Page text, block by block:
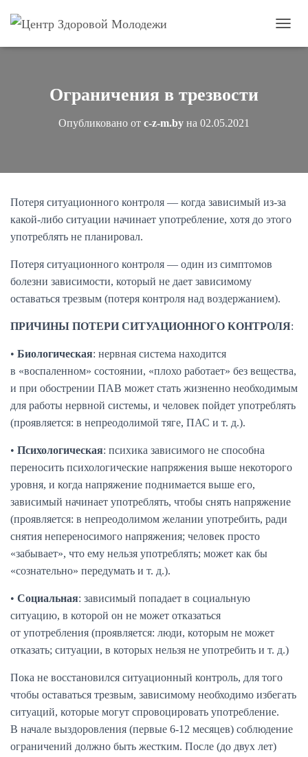
е
в
и
Ограничения в трезвости
Опубликовано от c-z-m.by на 02.05.2021
Потеря ситуационного контроля — когда зависимый из-за
какой-либо ситуации начинает употребление, хотя до этого
употреблять не планировал.
Потеря ситуационного контроля — один из симптомов
болезни зависимости, который не дает зависимому
оставаться трезвым (потеря контроля над воздержанием).
ПРИЧИНЫ ПОТЕРИ СИТУАЦИОННОГО КОНТРОЛЯ:
• Биологическая: нервная система находится
в «воспаленном» состоянии, «плохо работает» без вещества,
и при обострении ПАВ может стать жизненно необходимым
для работы нервной системы, и человек пойдет употреблять
(проявляется: в непреодолимой тяге, ПАС и т. д.).
• Психологическая: психика зависимого не способна
переносить психологические напряжения выше некоторого
уровня, и когда напряжение поднимается выше его,
зависимый начинает употреблять, чтобы снять напряжение
(проявляется: в непреодолимом желании употребить, ради
снятия непереносимого напряжения; человек просто
«забывает», что ему нельзя употреблять; может как бы
«сознательно» передумать и т. д.).
• Социальная: зависимый попадает в социальную
ситуацию, в которой он не может отказаться
от употребления (проявляется: люди, которым не может
отказать; ситуации, в которых нельзя не употребить и т. д.)
Пока не восстановился ситуационный контроль, для того
чтобы оставаться трезвым, зависимому необходимо избегать
ситуаций, которые могут спровоцировать употребление.
В начале выздоровления (первые 6-12 месяцев) соблюдение
ограничений должно быть жестким. После (до двух лет)